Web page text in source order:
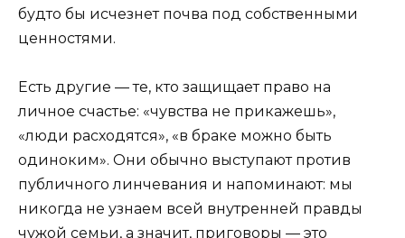
будто бы исчезнет почва под собственными
ценностями.
Есть другие — те, кто защищает право на
личное счастье: «чувства не прикажешь»,
«люди расходятся», «в браке можно быть
одиноким». Они обычно выступают против
публичного линчевания и напоминают: мы
никогда не узнаем всей внутренней правды
чужой семьи, а значит, приговоры — это